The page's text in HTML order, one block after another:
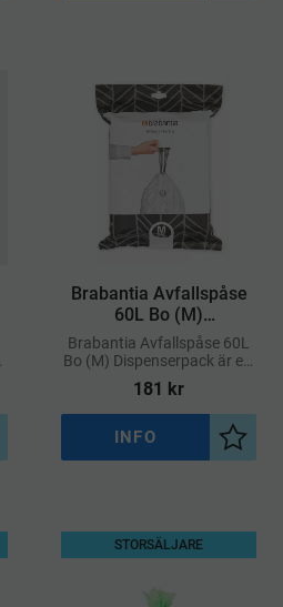
till i önskelista
​Brabantia Avfallspåse
60L Bo (M)
Dispenserpack
Brabantia Avfallspåse 60L
Bo (M) Dispenserpack är ett
praktiskt och hygieniskt
alternativ för miljöer med
hög förbrukning
181 kr
Lägg
INFO
STORSÄLJARE